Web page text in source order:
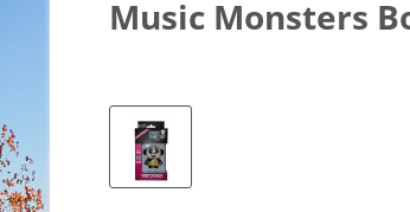
Music Monsters